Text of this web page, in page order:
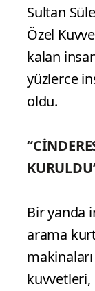
Sultan
Özel
kalan
yüzlerce
oldu.
Bir yanda
arama
kuvvetleri,